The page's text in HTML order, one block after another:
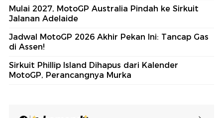
Mulai 2027, MotoGP Australia Pindah ke Sirkuit
Jalanan Adelaide
Jadwal MotoGP 2026 Akhir Pekan Ini: Tancap Gas
di Assen!
Sirkuit Phillip Island Dihapus dari Kalender
MotoGP, Perancangnya Murka